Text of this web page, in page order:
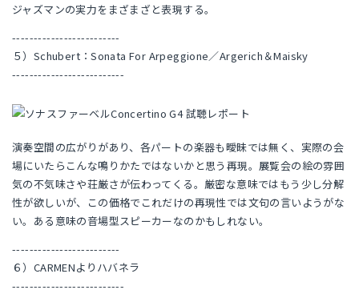
ジャズマンの実力をまざまざと表現する。
-------------------------
５）Schubert：Sonata For Arpeggione／Argerich＆Maisky
--------------------------
演奏空間の広がりがあり、各パートの楽器も曖昧では無く、実際の会
場にいたらこんな鳴りかたではないかと思う再現。展覧会の絵の雰囲
気の不気味さや荘厳さが伝わってくる。厳密な意味ではもう少し分解
性が欲しいが、この価格でこれだけの再現性では文句の言いようがな
い。ある意味の音場型スピーカーなのかもしれない。
-------------------------
６）CARMENよりハバネラ
--------------------------